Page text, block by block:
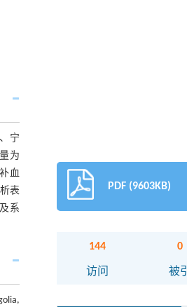
宁
为
血
表
系
PDF (9603KB)
144
访问
0
被引